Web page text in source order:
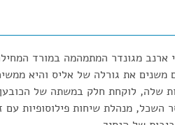
ארנב מגונדר המתמהמה במורד
משנים את גורלה של אליס והיא
שלה, לוקחת חלק במשתה של
השכל, מנהלת שיחות פילוסופיות